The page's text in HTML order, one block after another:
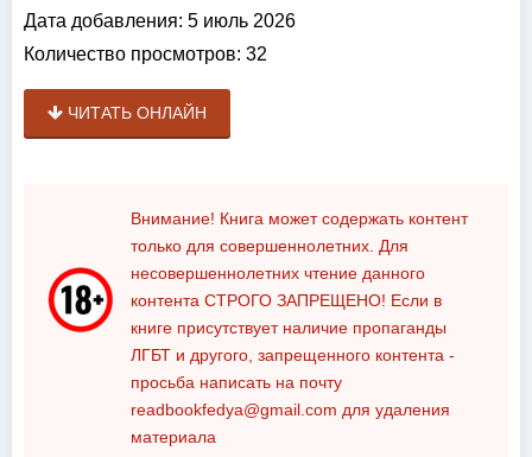
Дата добавления: 5 июль 2026
Количество просмотров: 32
ЧИТАТЬ ОНЛАЙН
Внимание! Книга может содержать контент
только для совершеннолетних. Для
несовершеннолетних чтение данного
контента СТРОГО ЗАПРЕЩЕНО! Если в
книге присутствует наличие пропаганды
ЛГБТ и другого, запрещенного контента -
просьба написать на почту
readbookfedya@gmail.com для удаления
материала